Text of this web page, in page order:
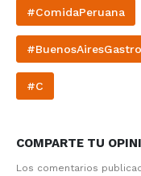
#ComidaPeruana
#C
COMPARTE TU
Los comentarios